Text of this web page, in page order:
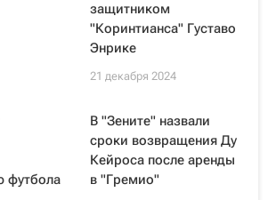
защитником
"Коринтианса" Густаво
Энрике
21 декабря 2024
футбола
В "Зените" назвали
сроки возвращения Ду
Кейроса после аренды
в "Гремио"